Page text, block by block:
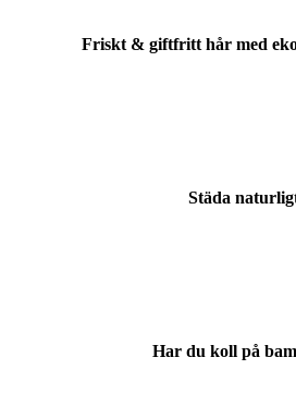
Friskt & giftfritt hår med
Städa
Har du koll på